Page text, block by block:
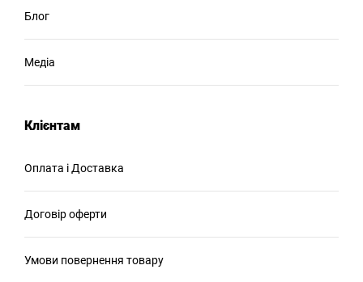
Блог
Медіа
Клієнтам
Оплата і Доставка
Договір оферти
Умови повернення товару